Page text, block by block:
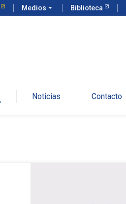
Medios arrow_drop_down Biblioteca
Noticias Contacto